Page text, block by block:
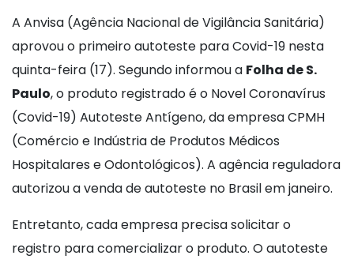
A Anvisa (Agência Nacional de Vigilância Sanitária)
aprovou o primeiro autoteste para Covid-19 nesta
quinta-feira (17). Segundo informou a Folha de S.
Paulo, o produto registrado é o Novel Coronavírus
(Covid-19) Autoteste Antígeno, da empresa CPMH
(Comércio e Indústria de Produtos Médicos
Hospitalares e Odontológicos). A agência reguladora
autorizou a venda de autoteste no Brasil em janeiro.
Entretanto, cada empresa precisa solicitar o
registro para comercializar o produto. O autoteste